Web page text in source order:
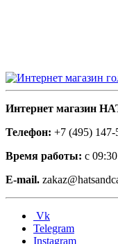
Интернет магазин
Телефон: +7 (495) 147-
Время работы: с
E-mail.
Vk
Telegram
Instagram